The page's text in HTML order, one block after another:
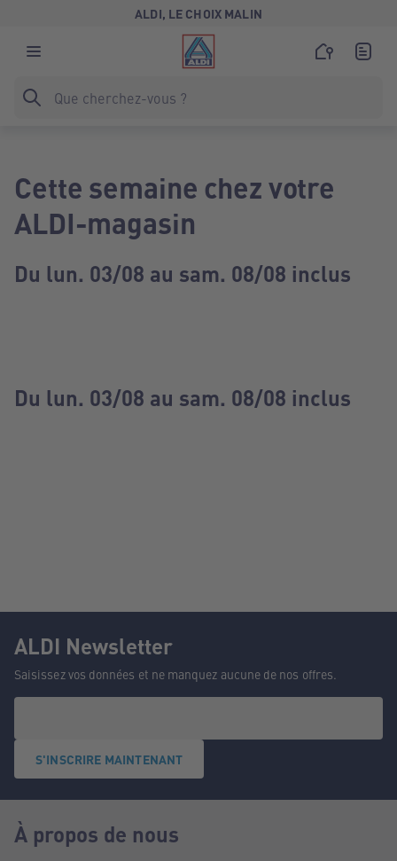
ALDI, LE CHOIX MALIN
Cette semaine chez votre
ALDI-magasin
Du lun. 03/08 au sam. 08/08 inclus
Du lun. 03/08 au sam. 08/08 inclus
ALDI Newsletter
Saisissez vos données et ne manquez aucune de nos offres.
S'INSCRIRE MAINTENANT
À propos de nous